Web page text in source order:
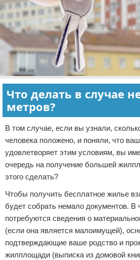
Что делать в случае
метров?
В том случае, если вы узнали,
человека положено, и поняли, что
удовлетворяет этим условиям, вы
очередь на получение большей
этого сделать?
Чтобы получить бесплатное жилье
будет собрать немало документов. В
потребуются сведения о
(если она является малоимущей),
подтверждающие ваше родство и
жилплощади (выписка из домовой